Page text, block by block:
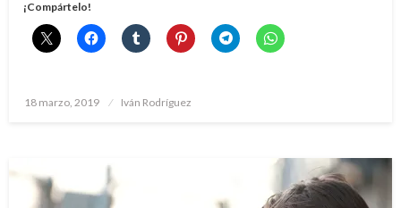
¡Compártelo!
Publicado
18 marzo, 2019 Iván Rodríguez